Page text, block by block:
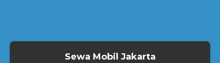
Sewa Mobil Jakarta